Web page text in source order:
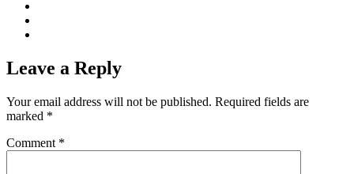
Leave a Reply
Your email address will not be published. Required fields are
marked *
Comment *